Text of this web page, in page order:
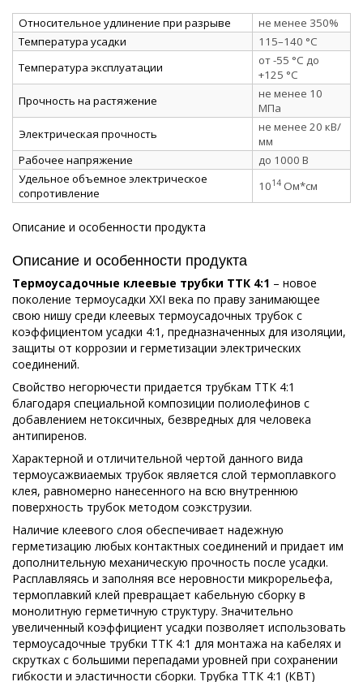
Относительное удлинение при разрыве
не менее 350%
Температура усадки
115–140 °C
Температура эксплуатации
от -55 °C до
+125 °C
Прочность на растяжение
не менее 10
МПа
Электрическая прочность
не менее 20 кВ/
мм
Рабочее напряжение
до 1000 В
Удельное объемное электрическое
сопротивление
1014 Ом*см
Описание и особенности продукта
Описание и особенности продукта
Термоусадочные клеевые трубки ТТК 4:1 – новое
поколение термоусадки ХХI века по праву занимающее
свою нишу среди клеевых термоусадочных трубок с
коэффициентом усадки 4:1, предназначенных для изоляции,
защиты от коррозии и герметизации электрических
соединений.
Свойство негорючести придается трубкам ТТК 4:1
благодаря специальной композиции полиолефинов с
добавлением нетоксичных, безвредных для человека
антипиренов.
Характерной и отличительной чертой данного вида
термоусажвиаемых трубок является слой термоплавкого
клея, равномерно нанесенного на всю внутреннюю
поверхность трубок методом соэкструзии.
Наличие клеевого слоя обеспечивает надежную
герметизацию любых контактных соединений и придает им
дополнительную механическую прочность после усадки.
Расплавляясь и заполняя все неровности микрорельефа,
термоплавкий клей превращает кабельную сборку в
монолитную герметичную структуру. Значительно
увеличенный коэффициент усадки позволяет использовать
термоусадочные трубки ТТК 4:1 для монтажа на кабелях и
скрутках с большими перепадами уровней при сохранении
гибкости и эластичности сборки. Трубка ТТК 4:1 (КВТ)